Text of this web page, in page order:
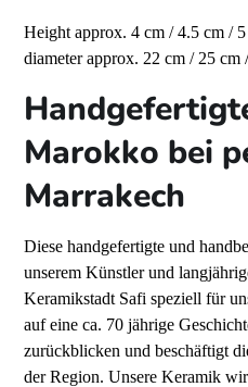
Height approx. 4 cm / 4.5 cm /
diameter approx. 22 cm / 25
Marokko bei
Marrakech
Diese handgefertigte und
unserem Künstler und
Keramikstadt Safi speziell für
auf eine ca. 70 jährige
zurückblicken und beschäftigt
der Region. Unsere Keramik